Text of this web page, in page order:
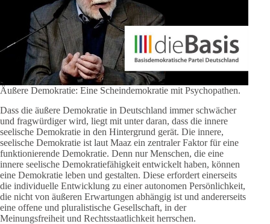
Äußere Demokratie: Eine Scheindemokratie mit Psychopathen.
Dass die äußere Demokratie in Deutschland immer schwächer
und fragwürdiger wird, liegt mit unter daran, dass die innere
seelische Demokratie in den Hintergrund gerät. Die innere,
seelische Demokratie ist laut Maaz ein zentraler Faktor für eine
funktionierende Demokratie. Denn nur Menschen, die eine
innere seelische Demokratiefähigkeit entwickelt haben, können
eine Demokratie leben und gestalten. Diese erfordert einerseits
die individuelle Entwicklung zu einer autonomen Persönlichkeit,
die nicht von äußeren Erwartungen abhängig ist und andererseits
eine offene und pluralistische Gesellschaft, in der
Meinungsfreiheit und Rechtsstaatlichkeit herrschen.